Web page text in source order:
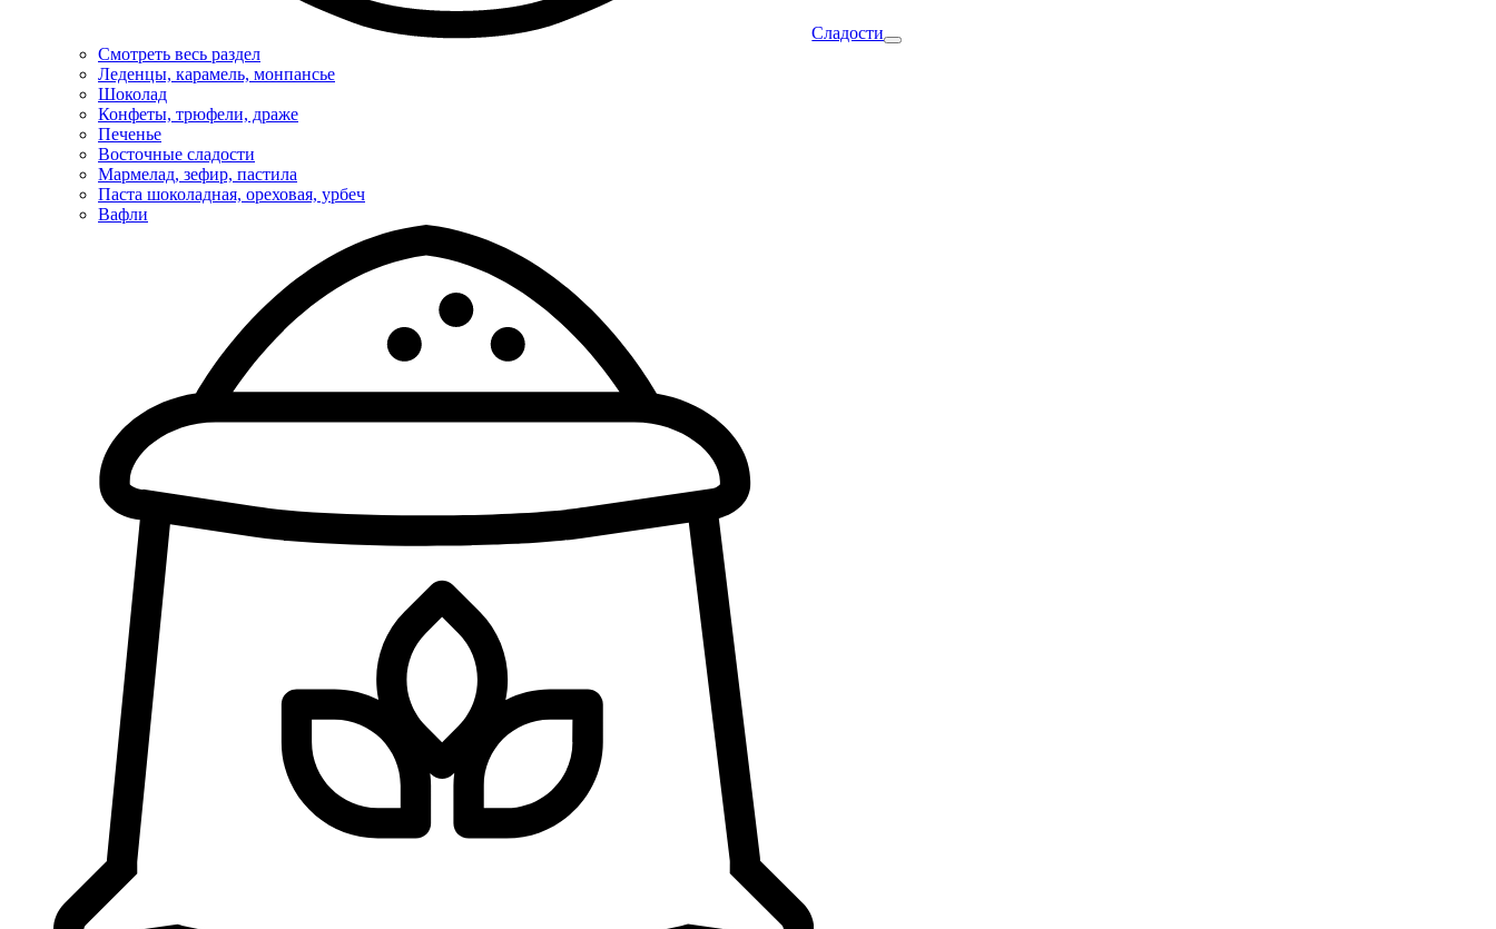
Сладости
Смотреть весь раздел
Леденцы, карамель, монпансье
Шоколад
Конфеты, трюфели, драже
Печенье
Восточные сладости
Мармелад, зефир, пастила
Паста шоколадная, ореховая, урбеч
Вафли